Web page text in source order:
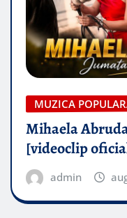
MUZICA
Mihaela
[videoclip
admin